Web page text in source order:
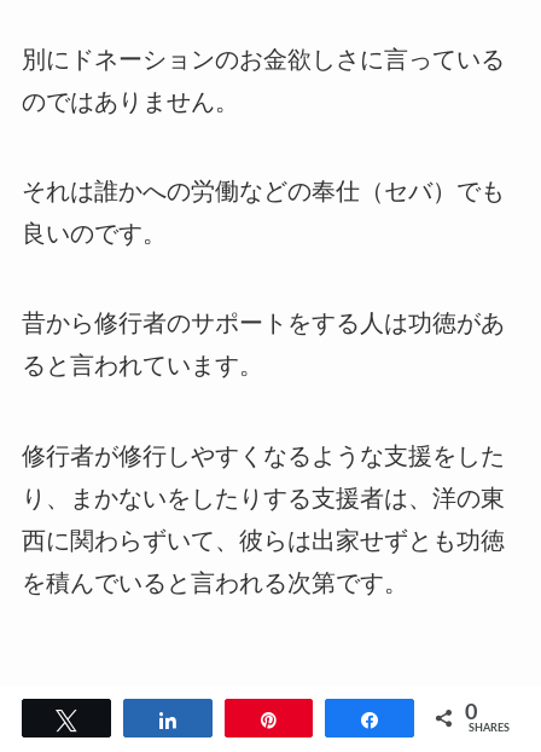
別にドネーションのお金欲しさに言っている
のではありません。
それは誰かへの労働などの奉仕（セバ）でも
良いのです。
昔から修行者のサポートをする人は功徳があ
ると言われています。
修行者が修行しやすくなるような支援をした
り、まかないをしたりする支援者は、洋の東
西に関わらずいて、彼らは出家せずとも功徳
を積んでいると言われる次第です。
Share 0
SHARES